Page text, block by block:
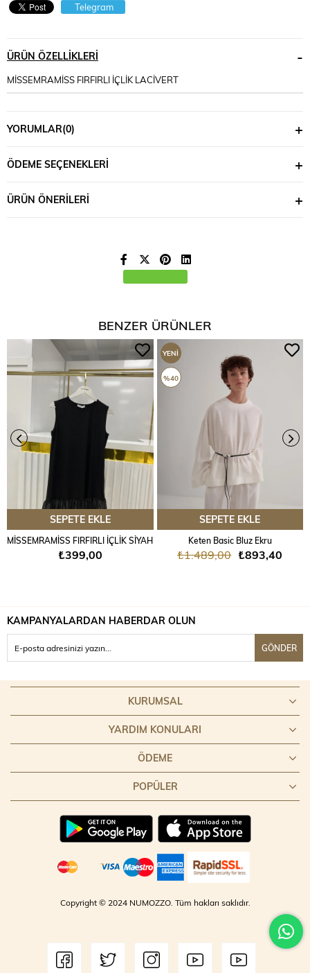
Telegram
ÜRÜN ÖZELLIKLERI
MİSSEMRAMİSS FIRFIRLI İÇLİK LACİVERT
YORUMLAR(0)
ÖDEME SEÇENEKLERI
ÜRÜN ÖNERILERI
BENZER ÜRÜNLER
SEPETE EKLE
MİSSEMRAMİSS FIRFIRLI İÇLİK SİYAH
₺399,00
SEPETE EKLE
Keten Basic Bluz Ekru
₺893,40
₺1.489,00
YENI
ÜRÜN
%40
KAMPANYALARDAN HABERDAR OLUN
GÖNDER
KURUMSAL
YARDIM KONULARI
ÖDEME
POPÜLER
Copyright © 2024 NUMOZZO. Tüm hakları saklıdır.